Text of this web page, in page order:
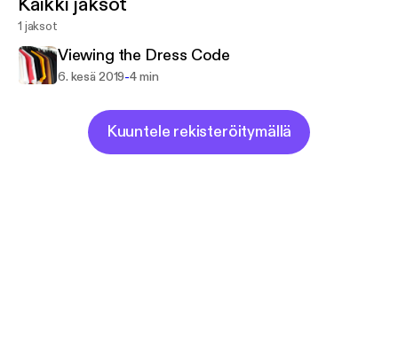
1 jaksot
Viewing the Dress Code
6. kesä 2019-4 min
Kuuntele rekisteröitymällä